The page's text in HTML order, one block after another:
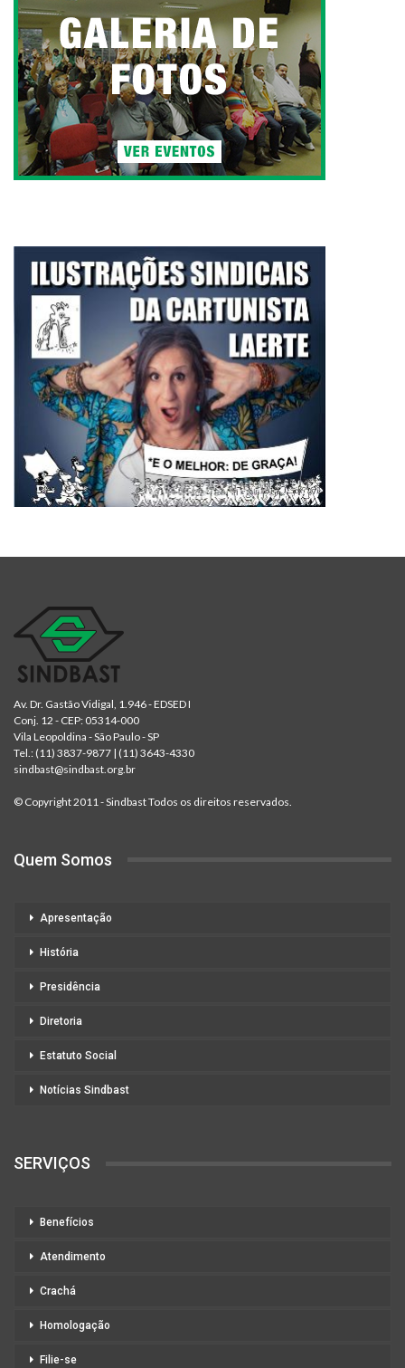
Av. Dr. Gastão Vidigal, 1.946 - EDSED I
Conj. 12 - CEP: 05314-000
Vila Leopoldina - São Paulo - SP
Tel.: (11) 3837-9877 | (11) 3643-4330
sindbast@sindbast.org.br
© Copyright 2011 - Sindbast Todos os direitos reservados.
Quem Somos
Apresentação
História
Presidência
Diretoria
Estatuto Social
Notícias Sindbast
SERVIÇOS
Benefícios
Atendimento
Crachá
Homologação
Filie-se